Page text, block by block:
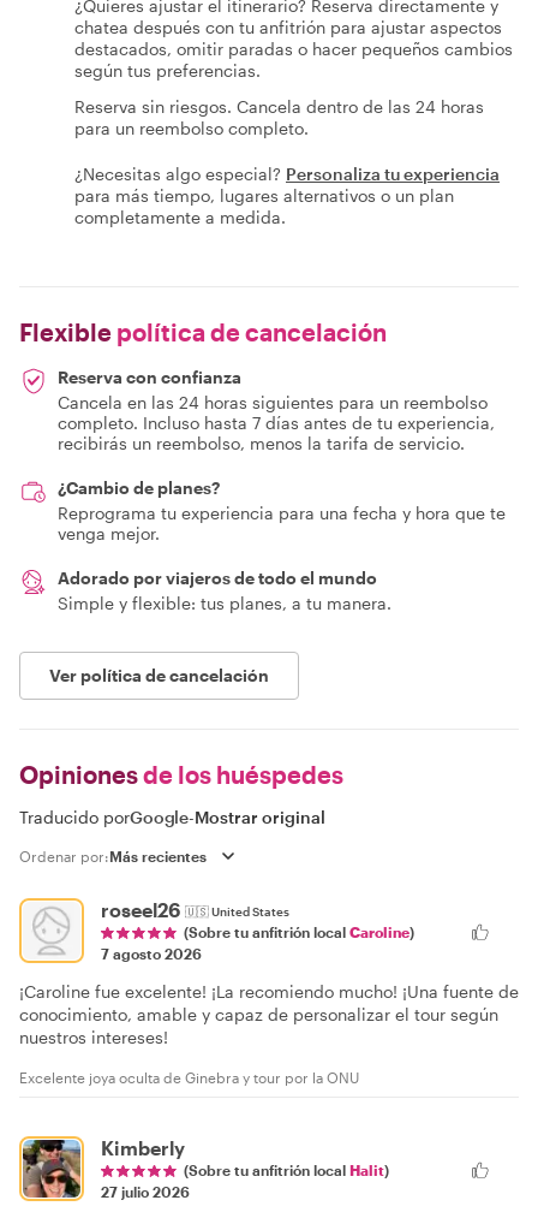
¿Quieres ajustar el itinerario? Reserva directamente y
chatea después con tu anfitrión para ajustar aspectos
destacados, omitir paradas o hacer pequeños cambios
según tus preferencias.
Reserva sin riesgos. Cancela dentro de las 24 horas
para un reembolso completo.
¿Necesitas algo especial? Personaliza tu experiencia
para más tiempo, lugares alternativos o un plan
completamente a medida.
Flexible política de cancelación
Reserva con confianza
Cancela en las 24 horas siguientes para un reembolso
completo. Incluso hasta 7 días antes de tu experiencia,
recibirás un reembolso, menos la tarifa de servicio.
¿Cambio de planes?
Reprograma tu experiencia para una fecha y hora que te
venga mejor.
Adorado por viajeros de todo el mundo
Simple y flexible: tus planes, a tu manera.
Ver política de cancelación
Opinionesde los huéspedes
Traducido porGoogle-Mostrar original
Ordenar por:
roseel26 🇺🇸United States
(Sobre tu anfitrión local Caroline)
7 agosto 2026
¡Caroline fue excelente! ¡La recomiendo mucho! ¡Una fuente de
conocimiento, amable y capaz de personalizar el tour según
nuestros intereses!
Excelente joya oculta de Ginebra y tour por la ONU
Kimberly
(Sobre tu anfitrión local Halit)
27 julio 2026